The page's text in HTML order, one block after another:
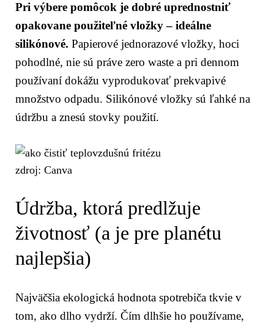
Pri výbere pomôcok je dobré uprednostniť
opakovane použiteľné vložky – ideálne
silikónové. Papierové jednorazové vložky, hoci
pohodlné, nie sú práve zero waste a pri dennom
používaní dokážu vyprodukovať prekvapivé
množstvo odpadu. Silikónové vložky sú ľahké na
údržbu a znesú stovky použití.
zdroj: Canva
Údržba, ktorá predlžuje
životnosť (a je pre planétu
najlepšia)
Najväčšia ekologická hodnota spotrebiča tkvie v
tom, ako dlho vydrží. Čím dlhšie ho používame,